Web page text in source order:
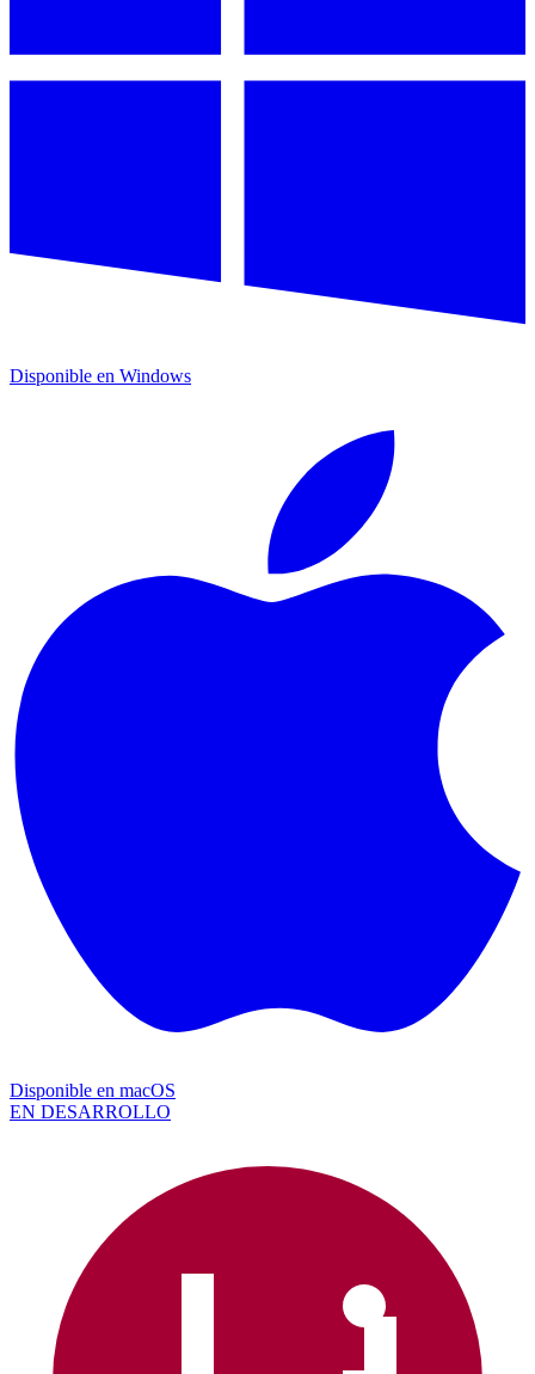
Disponible en Windows
Disponible en macOS
EN DESARROLLO